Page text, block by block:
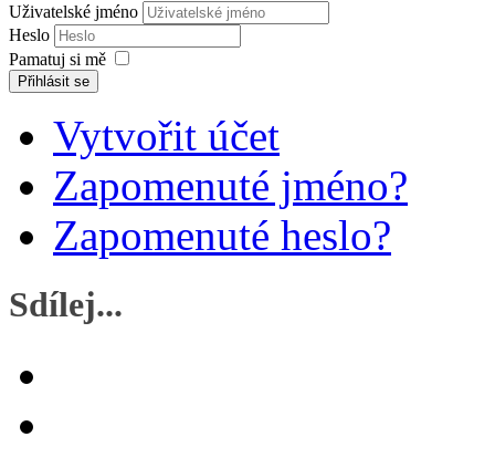
Uživatelské jméno
Heslo
Pamatuj si mě
Přihlásit se
Vytvořit účet
Zapomenuté jméno?
Zapomenuté heslo?
Sdílej...